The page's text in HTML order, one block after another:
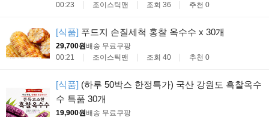
00:23
조이스틱맨 조회 36 추천 0
[식품] 푸드지 손질세척 홍찰 옥수수 x 30개
29,700원배송 무료쿠팡
00:21
조이스틱맨 조회 40 추천 0
[식품] (하루 50박스 한정특가) 국산 강원도 흑찰옥수
수 특품 30개
19,900원배송 무료쿠팡